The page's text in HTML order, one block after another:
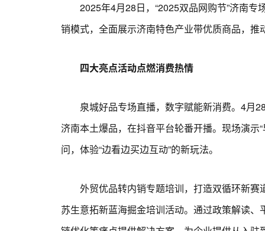
2025年4月28日，“2025双品网购节”济南专
销模式，全面展示济南特色产业带优质商品，
四大亮点活动点燃消费热情
泉城好品专场直播，数字赋能新消费。4月28
济南本土爆品，在抖音平台轮番开播。现场演示
问，体验“边看边买边互动”的新玩法。
外贸优品转内销专题培训，打造双循环新赛
苏生意拓新蓝海掘金培训活动。通过政策解读